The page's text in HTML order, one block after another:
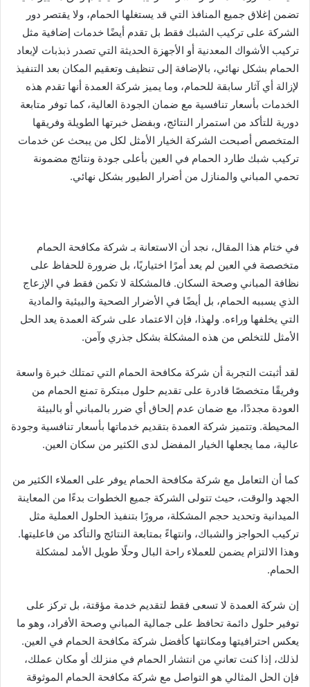
تضمن إغلاق جميع المنافذ التي قد يستغلها الحمام، ولا يقتصر دور
الشركة على تركيب الشبك فقط بل تقدم أيضًا خدمات إضافية مثل
تركيب الأشواك المعدنية أو الأجهزة الحديثة التي تصدر ذبذبات لإبعاد
الحمام بشكل نهائي، بالإضافة إلى تنظيف وتعقيم المكان بعد التنفيذ
لإزالة أي آثار سابقة للحمام، وما يميز شركة العمدة أنها تقدم هذه
الخدمات بأسعار تنافسية مع ضمان الجودة العالية، كما توفر متابعة
دورية للتأكد من استمرار النتائج، وبفضل خبرتها الطويلة وفريقها
المتخصص أصبحت الشركة الخيار الأمثل لكل من يبحث عن خدمات
تركيب شبك طارد الحمام في العين بأعلى جودة ونتائج مضمونة
تحمي المباني والمنازل من أضرار الطيور بشكل نهائي.
في ختام هذا المقال، نجد أن الاستعانة بـ شركة مكافحة الحمام
متخصصة في العين لم يعد أمرًا اختياريًا، بل ضرورة للحفاظ على
نظافة المباني وصحة السكان. فالمشكلة لا تكمن فقط في الإزعاج
الذي يسببه الحمام، بل أيضًا في الأضرار الصحية والبيئية والمادية
التي يخلفها وراءه. ولهذا، فإن الاعتماد على شركة العمدة يعد الحل
الأمثل للتخلص من هذه المشكلة بشكل جذري وآمن.
لقد أثبتت التجربة أن شركة مكافحة الحمام التي تمتلك خبرة واسعة
وفريقًا متخصصًا قادرة على تقديم حلول مبتكرة تمنع الحمام من
العودة مجددًا، مع ضمان عدم إلحاق أي ضرر بالمباني أو بالبيئة
المحيطة. وتتميز شركة العمدة بتقديم خدماتها بأسعار تنافسية وجودة
عالية، مما يجعلها الخيار المفضل لدى الكثير من سكان العين.
كما أن التعامل مع شركة مكافحة الحمام يوفر على العملاء الكثير من
الجهد والوقت، حيث تتولى الشركة جميع الخطوات بدءًا من المعاينة
الميدانية وتحديد حجم المشكلة، مرورًا بتنفيذ الحلول العملية مثل
تركيب الحواجز والشباك، وانتهاءً بمتابعة النتائج والتأكد من فاعليتها.
وهذا الالتزام يضمن للعملاء راحة البال وحلًا طويل الأمد لمشكلة
الحمام.
إن شركة العمدة لا تسعى فقط لتقديم خدمة مؤقتة، بل تركز على
توفير حلول دائمة تحافظ على جمالية المباني وصحة الأفراد، وهو ما
يعكس احترافيتها ومكانتها كأفضل شركة مكافحة الحمام في العين.
لذلك، إذا كنت تعاني من انتشار الحمام في منزلك أو مكان عملك،
فإن الحل المثالي هو التواصل مع شركة مكافحة الحمام الموثوقة